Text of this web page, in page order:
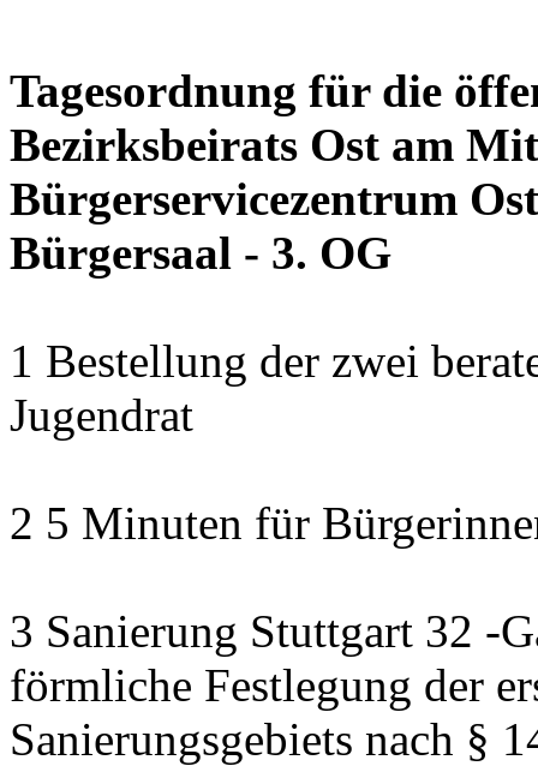
Tagesordnung für die
Bezirksbeirats Ost am
Bürgerservicezentrum
Bürgersaal - 3. OG
1 Bestellung der zwei
Jugendrat
2 5 Minuten für
3 Sanierung Stuttgart 32 -
förmliche Festlegung der
Sanierungsgebiets nach §